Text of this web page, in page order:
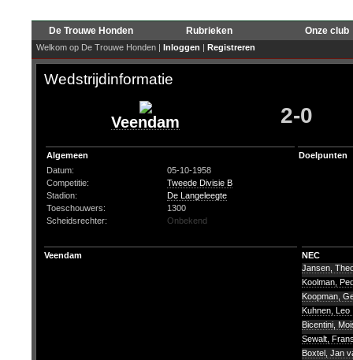
De Trouwe Honden Rubrieken Onze club
Welkom op De Trouwe Honden | Inloggen | Registreren
Wedstrijdinformatie
Veendam 2-0
Algemeen
Datum:
05-10-1958
Competitie:
Tweede Divisie B
Stadion:
De Langeleegte
Toeschouwers:
1300
Scheidsrechter:
Onbekend
Doelpunten
Veendam
NEC
Jansen,
Koolman,
Koopman,
Kuhnen, Leo
Bicentini,
Sewalt,
Boxtel, Jan